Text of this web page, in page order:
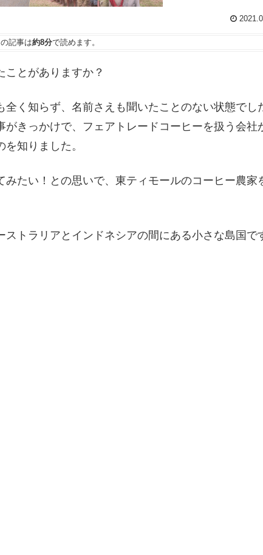
記事は約8分で読めます。
ことがありますか？
く知らず、名前さえも聞いたことのない状態でし
きっかけで、フェアトレードコーヒーを扱う会社
知りました。
たい！との思いで、東ティモールのコーヒー農家
トラリアとインドネシアの間にある小さな島国で